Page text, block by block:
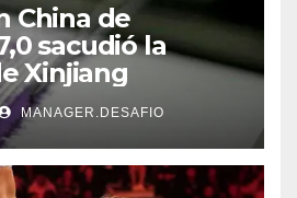
China de
sacudió la
Xinjiang
MANAGER.DESAFIO